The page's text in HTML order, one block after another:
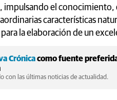
impulsando el conocimiento,
características
la elaboración de un
Crónicacomo fuente
con las últimas noticias de actualidad.